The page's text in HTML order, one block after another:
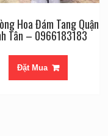
Hoa Đám Tang Quận
Tân – 0966183183
Đặt Mua